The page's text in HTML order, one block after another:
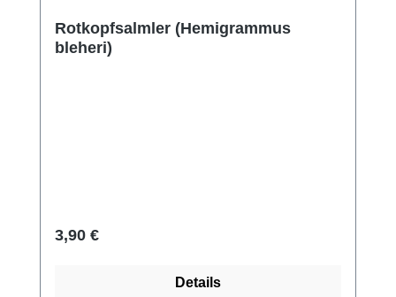
Rotkopfsalmler (Hemigrammus
bleheri)
Regulärer Preis:
3,90 €
Details